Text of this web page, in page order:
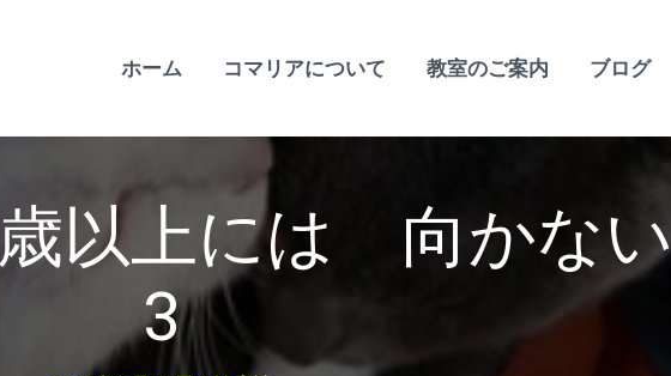
ホーム コマリアについて 教室のご案内 ブログ
歳以上には 向
3